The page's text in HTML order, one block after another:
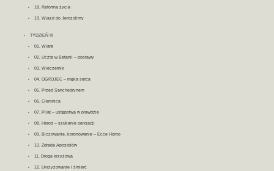
18. Reforma życia
19. Wjazd do Jerozolimy
TYDZIEŃ III
01. Wiara
02. Uczta w Betanii – postawy
03. Wieczernik
04. OGROJEC – męka serca
05. Przed Sanchedrynem
06. Ciemnica
07. Piłat – ustępstwa w prawdzie
08. Herod – szukanie sensacji
09. Biczowanie, koronowanie – Ecce Homo
10. Zdrada Apostołów
11. Droga krzyżowa
12. Ukrzyżowanie i śmierć